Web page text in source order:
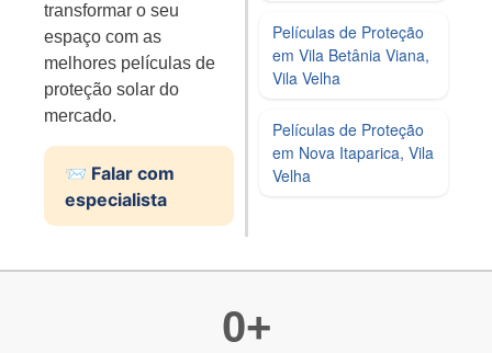
transformar o seu
espaço com as
melhores películas de
proteção solar do
mercado.
📨 Falar com
especialista
Películas de Proteção
em Vila Betânia Viana,
Vila Velha
Películas de Proteção
em Nova Itaparica, Vila
Velha
0+